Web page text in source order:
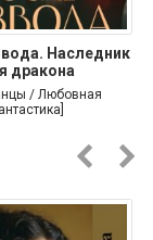
Наследник
дракона
/ Любовная